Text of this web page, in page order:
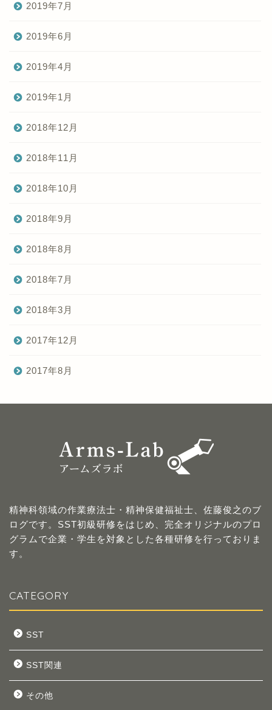
2019年7月
2019年6月
2019年4月
2019年1月
2018年12月
2018年11月
2018年10月
2018年9月
2018年8月
2018年7月
2018年3月
2017年12月
2017年8月
精神科領域の作業療法士・精神保健福祉士、佐藤俊之のブ
ログです。SST初級研修をはじめ、完全オリジナルのプロ
グラムで企業・学生を対象とした各種研修を行っておりま
す。
CATEGORY
SST
SST関連
その他